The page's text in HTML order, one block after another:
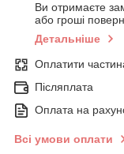
Ви отримаєте
або гроші
Детальніше
Оплатити
Післяплата
Оплата на
Всі умови оплати